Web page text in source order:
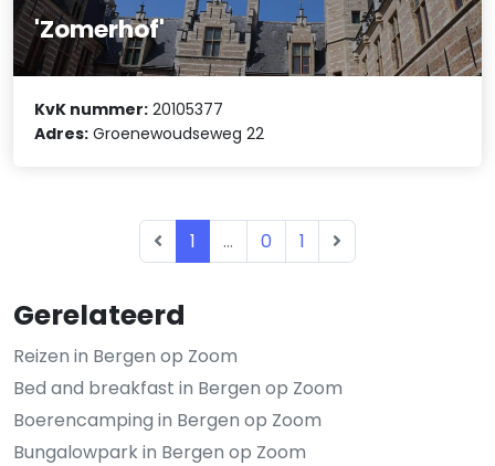
Gerelateerd
Reizen in Bergen op Zoom
Bed and breakfast in Bergen op Zoom
Boerencamping in Bergen op Zoom
Bungalowpark in Bergen op Zoom
'Zomerhof'
KvK nummer: 20105377
Adres: Groenewoudseweg 22
1 ... 0 1